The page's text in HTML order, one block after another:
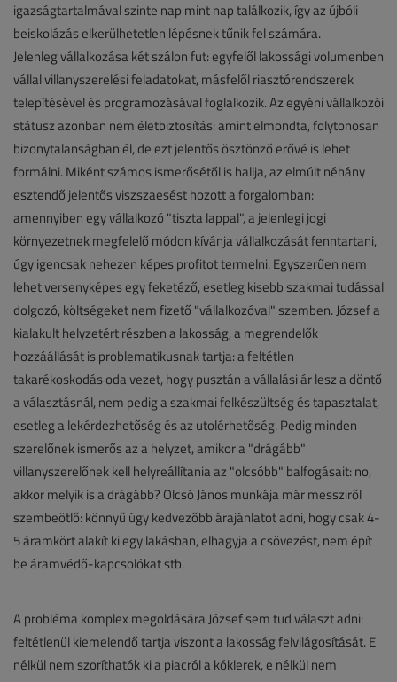
igazságtartalmával szinte nap mint nap találkozik, így az újbóli
beiskolázás elkerülhetetlen lépésnek tűnik fel számára.
Jelenleg vállalkozása két szálon fut: egyfelől lakossági volumenben
vállal villanyszerelési feladatokat, másfelől riasztórendszerek
telepítésével és programozásával foglalkozik. Az egyéni vállalkozói
státusz azonban nem életbiztosítás: amint elmondta, folytonosan
bizonytalanságban él, de ezt jelentős ösztönző erővé is lehet
formálni. Miként számos ismerősétől is hallja, az elmúlt néhány
esztendő jelentős viszszaesést hozott a forgalomban:
amennyiben egy vállalkozó "tiszta lappal", a jelenlegi jogi
környezetnek megfelelő módon kívánja vállalkozását fenntartani,
úgy igencsak nehezen képes profitot termelni. Egyszerűen nem
lehet versenyképes egy feketéző, esetleg kisebb szakmai tudással
dolgozó, költségeket nem fizető "vállalkozóval" szemben. József a
kialakult helyzetért részben a lakosság, a megrendelők
hozzáállását is problematikusnak tartja: a feltétlen
takarékoskodás oda vezet, hogy pusztán a vállalási ár lesz a döntő
a választásnál, nem pedig a szakmai felkészültség és tapasztalat,
esetleg a lekérdezhetőség és az utolérhetőség. Pedig minden
szerelőnek ismerős az a helyzet, amikor a "drágább"
villanyszerelőnek kell helyreállítania az "olcsóbb" balfogásait: no,
akkor melyik is a drágább? Olcsó János munkája már messziről
szembeötlő: könnyű úgy kedvezőbb árajánlatot adni, hogy csak 4-
5 áramkört alakít ki egy lakásban, elhagyja a csövezést, nem épít
be áramvédő-kapcsolókat stb.
A probléma komplex megoldására József sem tud választ adni:
feltétlenül kiemelendő tartja viszont a lakosság felvilágosítását. E
nélkül nem szoríthatók ki a piacról a kóklerek, e nélkül nem